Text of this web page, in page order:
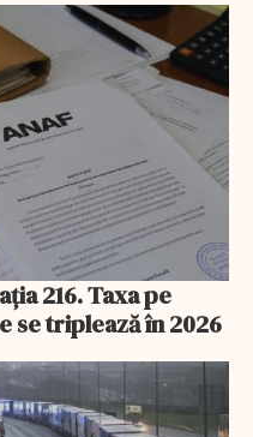
216. Taxa pe
se triplează în 2026